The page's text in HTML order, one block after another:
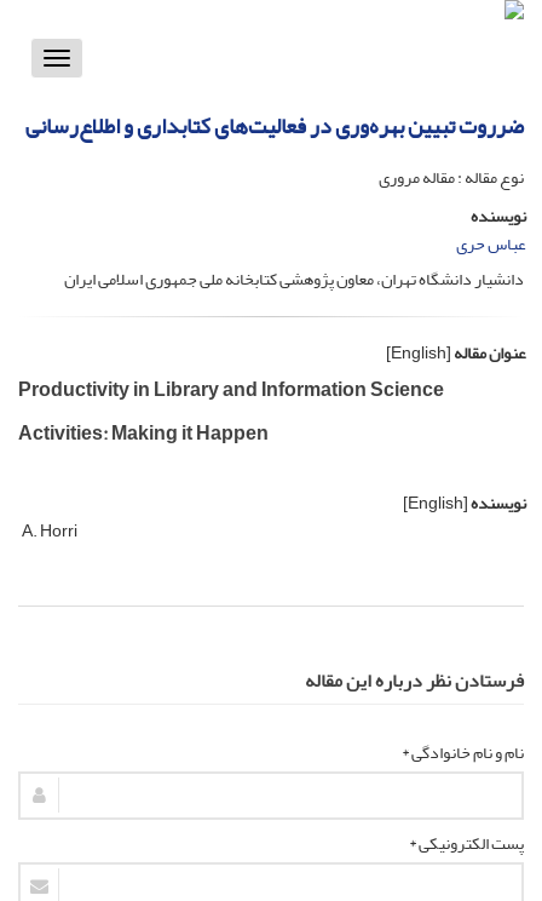
Toggle
ضرروت تبیین بهره‌وری در فعالیت‌های کتابداری و اطلاع‌رسانی
نوع مقاله : مقاله مروری
نویسنده
عباس حری
دانشیار دانشگاه تهران، معاون پژوهشی کتابخانه ملی جمهوری اسلامی ایران
عنوان مقاله[English]
Productivity in Library and Information Science
Activities: Making it Happen
نویسنده[English]
A. Horri
فرستادن نظر درباره این مقاله
نام و نام خانوادگی *
پست الکترونیکی *